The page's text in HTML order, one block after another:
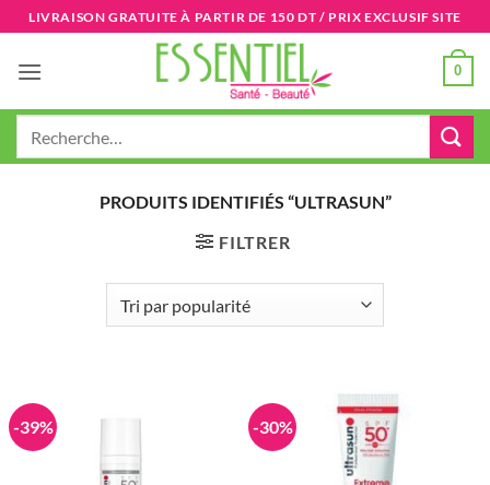
Passer
au
contenu
LIVRAISON GRATUITE À PARTIR DE 150 DT / PRIX EXCLUSIF SITE
0
PRODUITS IDENTIFIÉS “ULTRASUN”
FILTRER
-39% -30%